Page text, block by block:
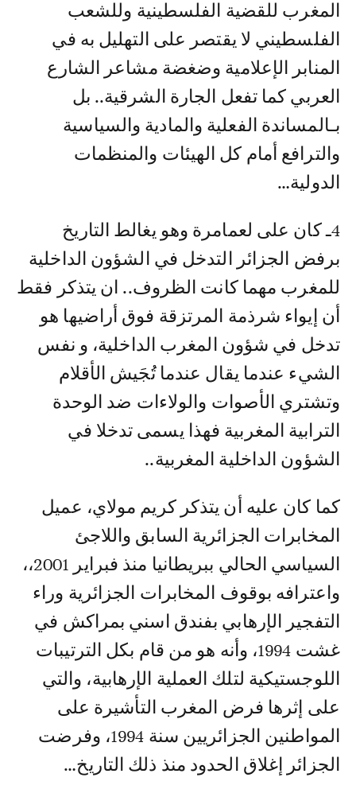
المغرب للقضية الفلسطينية وللشعب
الفلسطيني لا يقتصر على التهليل به في
المنابر الإعلامية وضغضة مشاعر الشارع
العربي كما تفعل الجارة الشرقية.. بل
بـالمساندة الفعلية والمادية والسياسية
والترافع أمام كل الهيئات والمنظمات
الدولية…
4ـ كان على لعمامرة وهو يغالط التاريخ
برفض الجزائر التدخل في الشؤون الداخلية
للمغرب مهما كانت الظروف.. ان يتذكر فقط
أن إيواء شرذمة المرتزقة فوق أراضيها هو
تدخل في شؤون المغرب الداخلية، و نفس
الشيء عندما يقال عندما تُجَيش الأقلام
وتشتري الأصوات والولاءات ضد الوحدة
الترابية المغربية فهذا يسمى تدخلا في
الشؤون الداخلية المغربية..
كما كان عليه أن يتذكر كريم مولاي، عميل
المخابرات الجزائرية السابق واللاجئ
السياسي الحالي ببريطانيا منذ فبراير 2001،،
واعترافه بوقوف المخابرات الجزائرية وراء
التفجير الإرهابي بفندق اسني بمراكش في
غشت 1994، وأنه هو من قام بكل الترتيبات
اللوجستيكية لتلك العملية الإرهابية، والتي
على إثرها فرض المغرب التأشيرة على
المواطنين الجزائريين سنة 1994، وفرضت
الجزائر إغلاق الحدود منذ ذلك التاريخ…